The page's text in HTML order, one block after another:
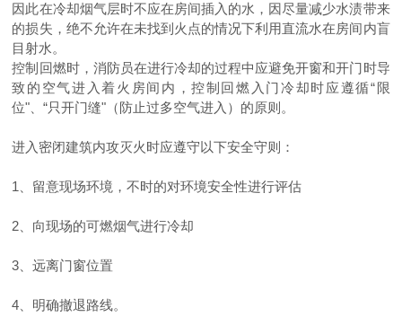
因此在冷却烟气层时不应在房间插入的水，因尽量减少水渍带来
的损失，绝不允许在未找到火点的情况下利用直流水在房间内盲
目射水。
控制回燃时，消防员在进行冷却的过程中应避免开窗和开门时导
致的空气进入着火房间内，控制回燃入门冷却时应遵循“限
位"、“只开门缝"（防止过多空气进入）的原则。
进入密闭建筑内攻灭火时应遵守以下安全守则：
1 、留意现场环境，不时的对环境安全性进行评估
2 、向现场的可燃烟气进行冷却
3 、远离门窗位置
4 、明确撤退路线。